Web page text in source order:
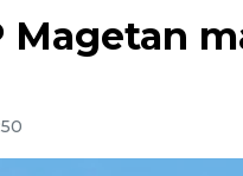
Magetan